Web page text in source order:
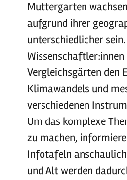
Muttergarten
aufgrund ihrer
unterschiedlicher sein.
Vergleichsgärten den
Klimawandels und
verschiedenen
Um das komplexe
zu machen,
Infotafeln
und Alt werden